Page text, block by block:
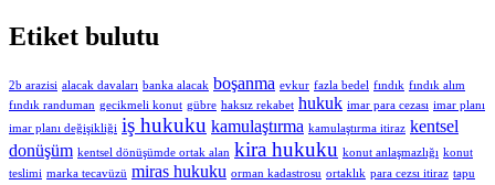
Etiket bulutu
2b arazisi alacak davaları banka alacak boşanma evkur fazla bedel fındık fındık alım
fındık randuman gecikmeli konut gübre haksız rekabet hukuk imar para cezası imar planı
imar planı değişikliği iş hukuku kamulaştırma kamulaştırma itiraz kentsel
donüşüm kentsel dönüşümde ortak alan kira hukuku konut anlaşmazlığı konut
teslimi marka tecavüzü miras hukuku orman kadastrosu ortaklık para cezsı itiraz tapu